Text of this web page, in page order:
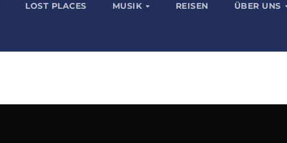
LOST PLACES MUSIK REISEN ÜBER UNS